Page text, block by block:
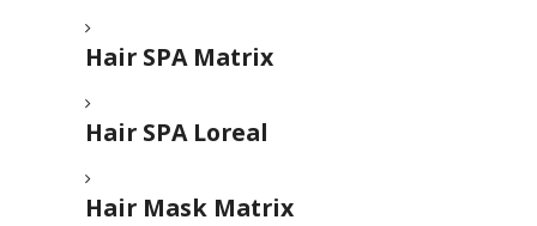
Hair SPA Matrix
Hair SPA Loreal
Hair Mask Matrix